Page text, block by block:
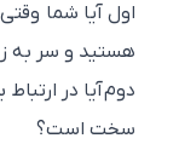
اول آیا شما وقتی
هستید و سر به زیر
دوم آیا در ارتباط
سخت است؟